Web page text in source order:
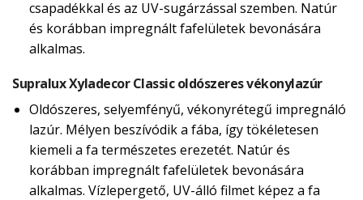
csapadékkal és az UV-sugárzással szemben. Natúr
és korábban impregnált fafelületek bevonására
alkalmas.
Supralux Xyladecor Classic oldószeres vékonylazúr
Oldószeres, selyemfényű, vékonyrétegű impregnáló
lazúr. Mélyen beszívódik a fába, így tökéletesen
kiemeli a fa természetes erezetét. Natúr és
korábban impregnált fafelületek bevonására
alkalmas. Vízlepergető, UV-álló filmet képez a fa